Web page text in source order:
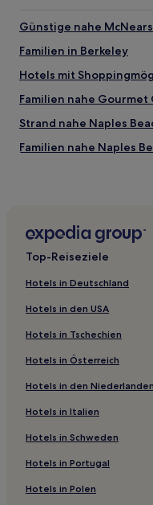
Günstige nahe
Familien in Berkeley
Hotels mit
Familien nahe
Strand nahe Naples
Familien nahe Naples
Günstige in Tenderloin
Business in Alameda
Historische nahe Van
Hotels mit
Hotels mit Parkplatz
Günstige nahe Van Ness
Haustierfreundliche in
Hotels mit Parkplatz in
Lgbtqia-Freundliche in
Günstige in Emeryville
Familien in San Francisco
Top-Reiseziele
Hotels in Deutschland
Hotels in den USA
Hotels in Tschechien
Hotels in Österreich
Hotels in den Niederlanden
Hotels in Italien
Hotels in Schweden
Hotels in Portugal
Hotels in Polen